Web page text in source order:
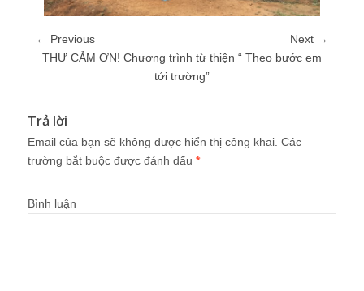
← Previous
Next →
THƯ CẢM ƠN! Chương trình từ thiện “ Theo bước em
tới trường”
Trả lời
Email của bạn sẽ không được hiển thị công khai. Các
trường bắt buộc được đánh dấu *
Bình luận